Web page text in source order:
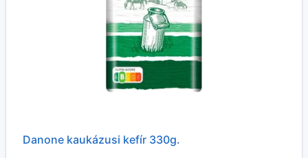
Danone kaukázusi kefír 330g.